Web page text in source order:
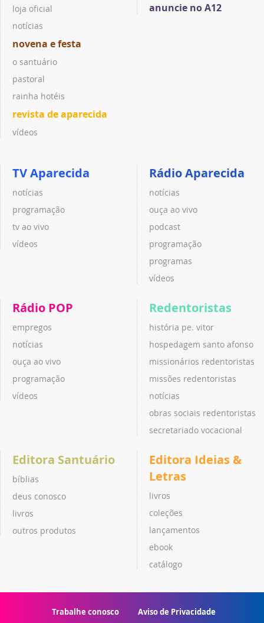
loja oficial
notícias
novena e festa
o santuário
pastoral
rainha hotéis
revista de aparecida
vídeos
anuncie no A12
TV Aparecida
notícias
programação
tv ao vivo
vídeos
Rádio Aparecida
notícias
ouça ao vivo
podcast
programação
programas
vídeos
Rádio POP
empregos
notícias
ouça ao vivo
programação
vídeos
Redentoristas
história pe. vitor
hospedagem santo afonso
missionários redentoristas
missões redentoristas
notícias
obras sociais redentoristas
secretariado vocacional
Editora Santuário
bíblias
deus conosco
livros
outros produtos
Editora Ideias &
Letras
livros
coleções
lançamentos
ebook
catálogo
Trabalhe conosco Aviso de Privacidade